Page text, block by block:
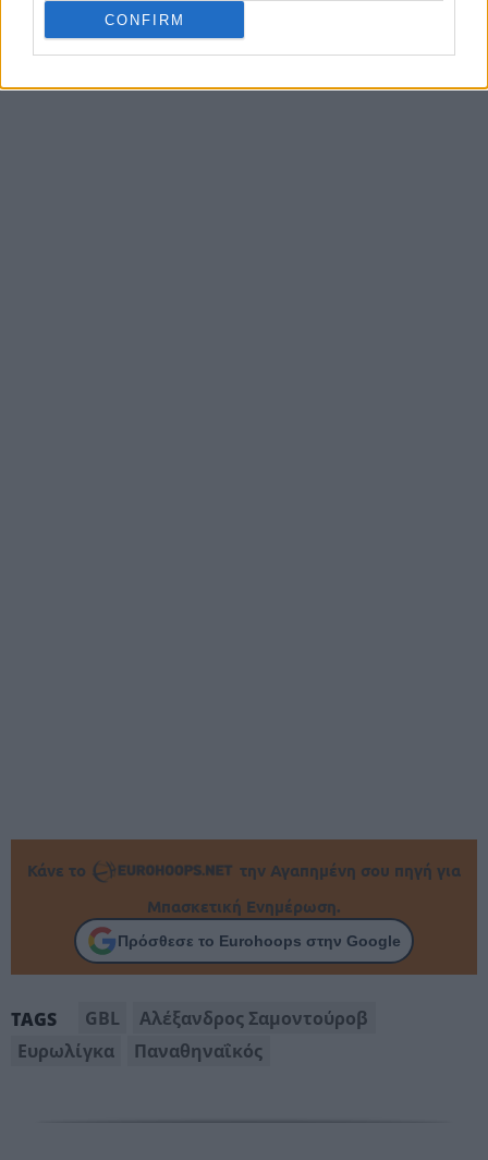
CONFIRM
ριμπάουντ;
ΔείτεΕΔΩτα τελευταία νέα
Κάνε το
την Αγαπημένη σου πηγή για
Μπασκετική Ενημέρωση.
Πρόσθεσε το Eurohoops στην Google
TAGS GBL
Αλέξανδρος Σαμοντούροβ
Ευρωλίγκα
Παναθηναΐκός